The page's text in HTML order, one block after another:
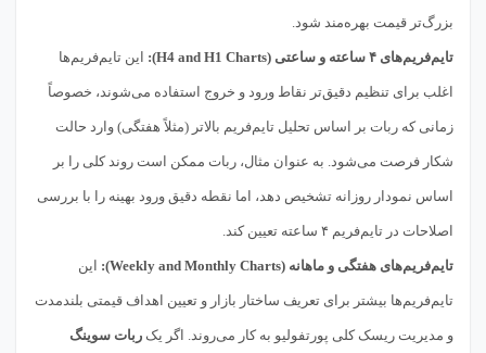
بزرگ‌تر قیمت بهره‌مند شود.
تایم‌فریم‌های ۴ ساعته و ساعتی (H4 and H1 Charts): این تایم‌فریم‌ها
اغلب برای تنظیم دقیق‌تر نقاط ورود و خروج استفاده می‌شوند، خصوصاً
زمانی که ربات بر اساس تحلیل تایم‌فریم بالاتر (مثلاً هفتگی) وارد حالت
شکار فرصت می‌شود. به عنوان مثال، ربات ممکن است روند کلی را بر
اساس نمودار روزانه تشخیص دهد، اما نقطه دقیق ورود بهینه را با بررسی
اصلاحات در تایم‌فریم ۴ ساعته تعیین کند.
تایم‌فریم‌های هفتگی و ماهانه (Weekly and Monthly Charts): این
تایم‌فریم‌ها بیشتر برای تعریف ساختار بازار و تعیین اهداف قیمتی بلندمدت
و مدیریت ریسک کلی پورتفولیو به کار می‌روند. اگر یک ربات سوینگ